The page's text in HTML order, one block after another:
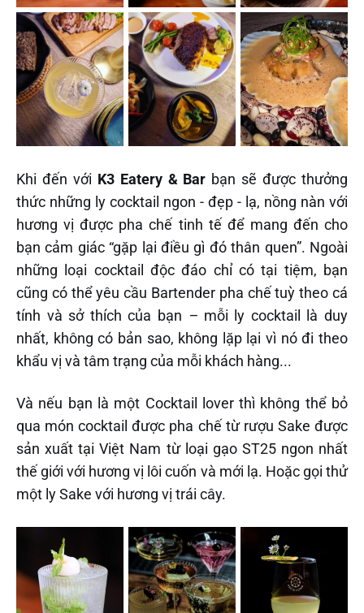
Khi đến với K3 Eatery & Bar bạn sẽ được thưởng
thức những ly cocktail ngon - đẹp - lạ, nồng nàn với
hương vị được pha chế tinh tế để mang đến cho
bạn cảm giác “gặp lại điều gì đó thân quen”. Ngoài
những loại cocktail độc đáo chỉ có tại tiệm, bạn
cũng có thể yêu cầu Bartender pha chế tuỳ theo cá
tính và sở thích của bạn – mỗi ly cocktail là duy
nhất, không có bản sao, không lặp lại vì nó đi theo
khẩu vị và tâm trạng của mỗi khách hàng...
Và nếu bạn là một Cocktail lover thì không thể bỏ
qua món cocktail được pha chế từ rượu Sake được
sản xuất tại Việt Nam từ loại gạo ST25 ngon nhất
thế giới với hương vị lôi cuốn và mới lạ. Hoặc gọi thử
một ly Sake với hương vị trái cây.